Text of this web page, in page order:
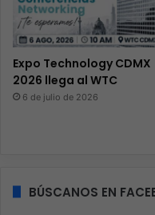
Expo Technology CDMX
2026 llega al WTC
6 de julio de 2026
BÚSCANOS EN